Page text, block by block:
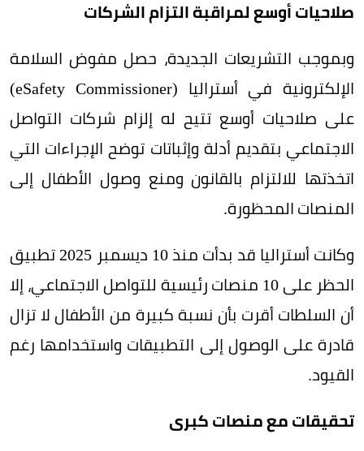
صلاحيات أوسع لمراقبة التزام الشركات
وبموجب التشريعات الجديدة، حصل مفوض السلامة
الإلكترونية في أستراليا (eSafety Commissioner)
على صلاحيات أوسع تتيح له إلزام شركات التواصل
الاجتماعي بتقديم أدلة وإثباتات توضح الإجراءات التي
اتخذتها للالتزام بالقانون ومنع وصول الأطفال إلى
المنصات المحظورة.
وكانت أستراليا قد بدأت منذ 10 ديسمبر 2025 تطبيق
الحظر على 10 منصات رئيسية للتواصل الاجتماعي، إلا
أن السلطات أقرت بأن نسبة كبيرة من الأطفال لا تزال
قادرة على الوصول إلى التطبيقات واستخدامها رغم
القيود.
تحقيقات مع منصات كبرى